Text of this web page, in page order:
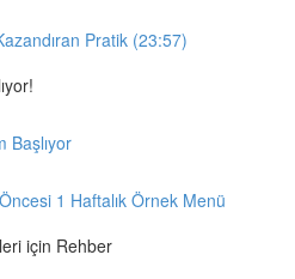
Pratik (23:57)
Başlıyor
1 Haftalık Örnek Menü
için Rehber